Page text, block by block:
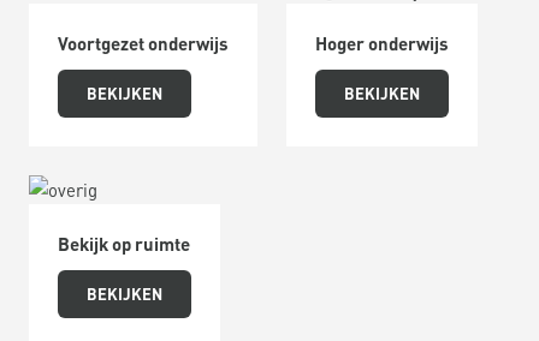
Voortgezet onderwijs
BEKIJKEN
Hoger onderwijs
BEKIJKEN
Bekijk op ruimte
BEKIJKEN